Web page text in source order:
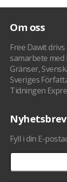
Om oss
Free Dawit
samarbete
Gränser,
Sveriges
Tidningen
Nyhetsbrev
Fyll i din E-